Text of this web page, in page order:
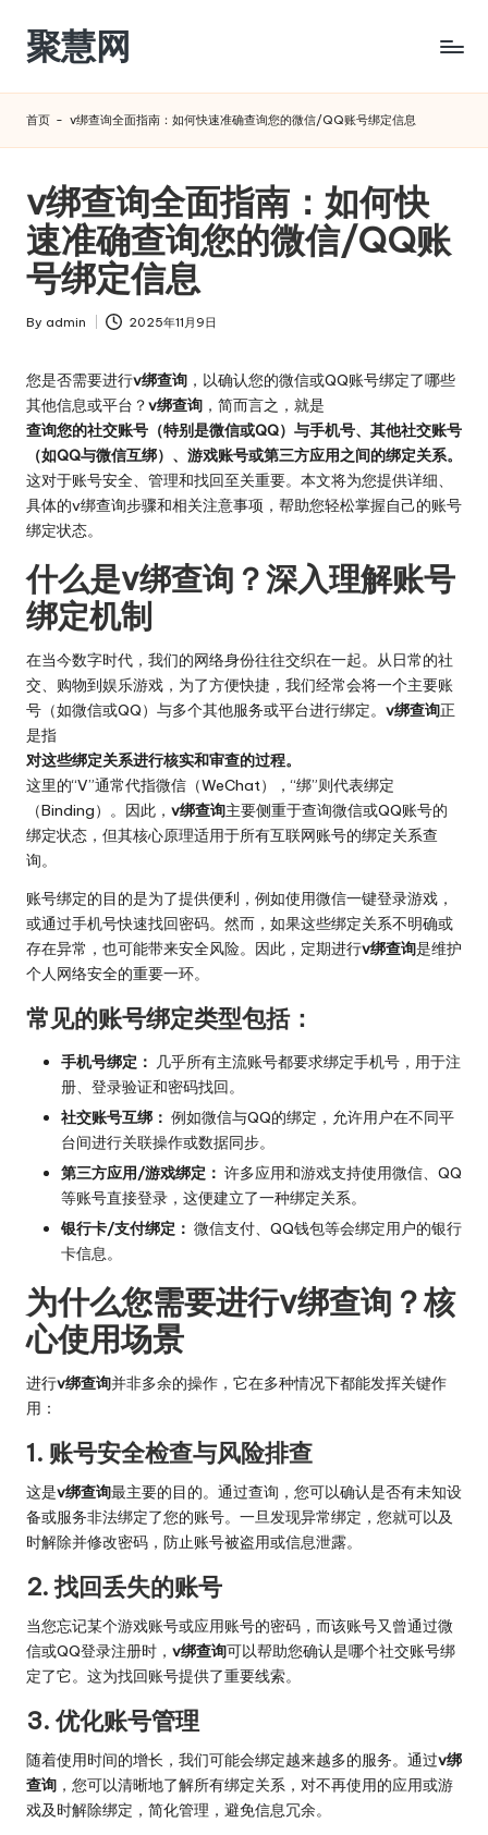
Skip
content
聚慧网
首页 - v绑查询全面指南：如何快速准确查询您的微信/QQ账号绑定信息
v绑查询全面指南：如何快
速准确查询您的微信/QQ账
号绑定信息
Posted
By admin 2025年11月9日
您是否需要进行v绑查询 ，以确认您的微信或QQ账号绑定了哪些
其他信息或平台？v绑查询 ，简而言之，就是
查询您的社交账号（特别是微信或QQ）与手机号、其他社交账号
（如QQ与微信互绑）、游戏账号或第三方应用之间的绑定关系。
这对于账号安全、管理和找回至关重要。本文将为您提供详细、
具体的v绑查询步骤和相关注意事项，帮助您轻松掌握自己的账号
绑定状态。
什么是v绑查询？深入理解账号
绑定机制
在当今数字时代，我们的网络身份往往交织在一起。从日常的社
交、购物到娱乐游戏，为了方便快捷，我们经常会将一个主要账
号（如微信或QQ）与多个其他服务或平台进行绑定。 v绑查询正
是指
对这些绑定关系进行核实和审查的过程。
这里的“V”通常代指微信（WeChat），“绑”则代表绑定
（Binding）。因此， v绑查询主要侧重于查询微信或QQ账号的
绑定状态，但其核心原理适用于所有互联网账号的绑定关系查
询。
账号绑定的目的是为了提供便利，例如使用微信一键登录游戏，
或通过手机号快速找回密码。然而，如果这些绑定关系不明确或
存在异常，也可能带来安全风险。因此，定期进行v绑查询是维护
个人网络安全的重要一环。
常见的账号绑定类型包括：
手机号绑定： 几乎所有主流账号都要求绑定手机号，用于注
册、登录验证和密码找回。
社交账号互绑： 例如微信与QQ的绑定，允许用户在不同平
台间进行关联操作或数据同步。
第三方应用/游戏绑定： 许多应用和游戏支持使用微信、QQ
等账号直接登录，这便建立了一种绑定关系。
银行卡/支付绑定： 微信支付、QQ钱包等会绑定用户的银行
卡信息。
为什么您需要进行v绑查询？核
心使用场景
进行v绑查询并非多余的操作，它在多种情况下都能发挥关键作
用：
1. 账号安全检查与风险排查
这是v绑查询最主要的目的。通过查询，您可以确认是否有未知设
备或服务非法绑定了您的账号。一旦发现异常绑定，您就可以及
时解除并修改密码，防止账号被盗用或信息泄露。
2. 找回丢失的账号
当您忘记某个游戏账号或应用账号的密码，而该账号又曾通过微
信或QQ登录注册时， v绑查询可以帮助您确认是哪个社交账号绑
定了它。这为找回账号提供了重要线索。
3. 优化账号管理
随着使用时间的增长，我们可能会绑定越来越多的服务。通过v绑
查询 ，您可以清晰地了解所有绑定关系，对不再使用的应用或游
戏及时解除绑定，简化管理，避免信息冗余。